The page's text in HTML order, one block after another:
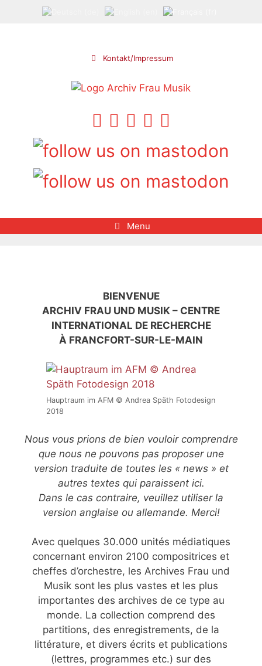
Kontakt/Impressum
Menu
BIENVENUE
ARCHIV FRAU UND MUSIK – CENTRE
INTERNATIONAL DE RECHERCHE
À FRANCFORT-SUR-LE-MAIN
Hauptraum im AFM © Andrea Späth Fotodesign
2018
Nous vous prions de bien vouloir comprendre
que nous ne pouvons pas proposer une
version traduite de toutes les « news » et
autres textes qui paraissent ici.
Dans le cas contraire, veuillez utiliser la
version anglaise ou allemande. Merci!
Avec quelques 30.000 unités médiatiques
concernant environ 2100 compositrices et
cheffes d’orchestre, les Archives Frau und
Musik sont les plus vastes et les plus
importantes des archives de ce type au
monde. La collection comprend des
partitions, des enregistrements, de la
littérature, et divers écrits et publications
(lettres, programmes etc.) sur des